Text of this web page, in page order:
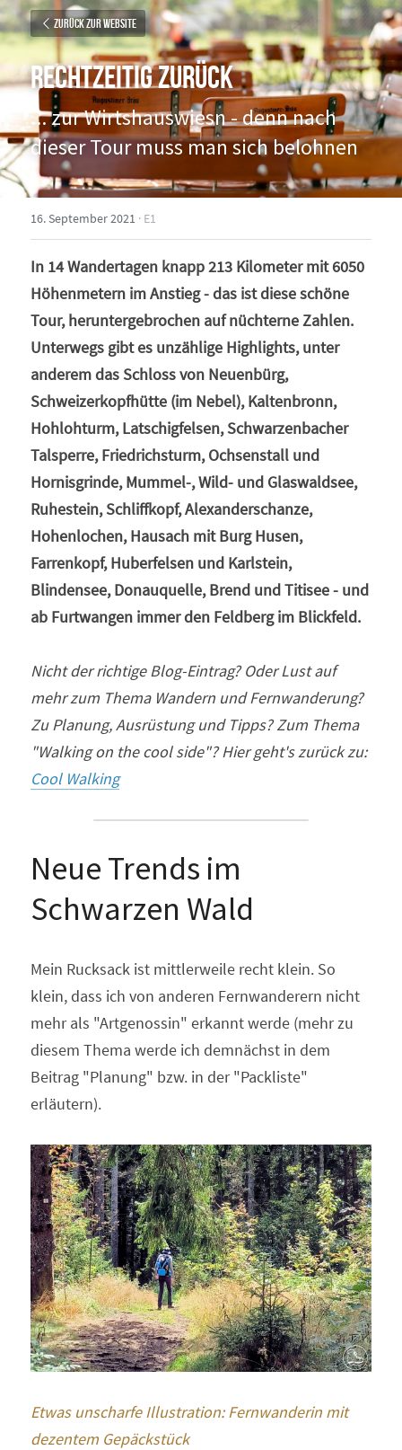
Zurück zur Website
Rechtzeitig zurück
... zur Wirtshauswiesn - denn nach
dieser Tour muss man sich belohnen
16. September 2021 · E1
In 14 Wandertagen knapp 213 Kilometer mit 6050
Höhenmetern im Anstieg - das ist diese schöne
Tour, heruntergebrochen auf nüchterne Zahlen.
Unterwegs gibt es unzählige Highlights, unter
anderem das Schloss von Neuenbürg,
Schweizerkopfhütte (im Nebel), Kaltenbronn,
Hohlohturm, Latschigfelsen, Schwarzenbacher
Talsperre, Friedrichsturm, Ochsenstall und
Hornisgrinde, Mummel-, Wild- und Glaswaldsee,
Ruhestein, Schliffkopf, Alexanderschanze,
Hohenlochen, Hausach mit Burg Husen,
Farrenkopf, Huberfelsen und Karlstein,
Blindensee, Donauquelle, Brend und Titisee - und
ab Furtwangen immer den Feldberg im Blickfeld.
Nicht der richtige Blog-Eintrag? Oder Lust auf
mehr zum Thema Wandern und Fernwanderung?
Zu Planung, Ausrüstung und Tipps? Zum Thema
"Walking on the cool side"? Hier geht's zurück zu:
Cool Walking
Neue Trends im
Schwarzen Wald
Mein Rucksack ist mittlerweile recht klein. So
klein, dass ich von anderen Fernwanderern nicht
mehr als "Artgenossin" erkannt werde (mehr zu
diesem Thema werde ich demnächst in dem
Beitrag "Planung" bzw. in der "Packliste"
erläutern).
Etwas unscharfe Illustration: Fernwanderin mit
dezentem Gepäckstück